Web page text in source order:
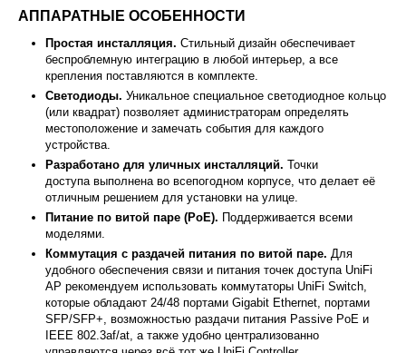
АППАРАТНЫЕ ОСОБЕННОСТИ
Простая инсталляция. Стильный дизайн обеспечивает
беспроблемную интеграцию в любой интерьер, а все
крепления поставляются в комплекте.
Светодиоды. Уникальное специальное светодиодное кольцо
(или квадрат) позволяет администраторам определять
местоположение и замечать события для каждого
устройства.
Разработано для уличных инсталляций. Точки
доступа выполнена во всепогодном корпусе, что делает её
отличным решением для установки на улице.
Питание по витой паре (PoE). Поддерживается всеми
моделями.
Коммутация с раздачей питания по витой паре. Для
удобного обеспечения связи и питания точек доступа UniFi
AP рекомендуем использовать коммутаторы UniFi Switch,
которые обладают 24/48 портами Gigabit Ethernet, портами
SFP/SFP+, возможностью раздачи питания Passive PoE и
IEEE 802.3af/at, а также удобно централизованно